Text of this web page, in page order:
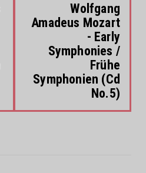
Wolfgang
Amadeus Mozart
- Early
Symphonies /
Frühe
Symphonien (Cd
No.5)